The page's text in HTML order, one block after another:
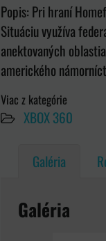
Popis: Pri hraní
Situáciu využíva
anektovaných
amerického
Viac z kategórie
XBOX 360
Galéria
Galéria